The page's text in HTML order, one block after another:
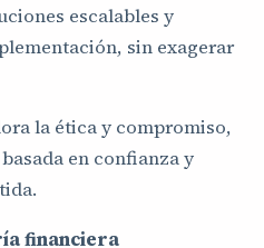
escalables y
sin exagerar
la ética y compromiso,
en confianza y
financiera